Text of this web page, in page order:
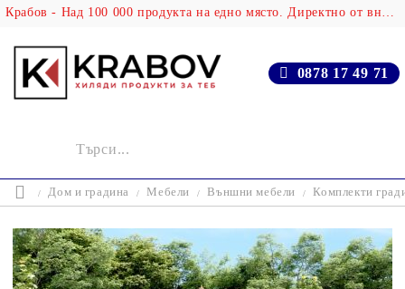
Крабов - Над 100 000 продукта на едно място. Директно от вносителя!
0878 17 49 71
Дом и градина Мебели Външни мебели Комплекти